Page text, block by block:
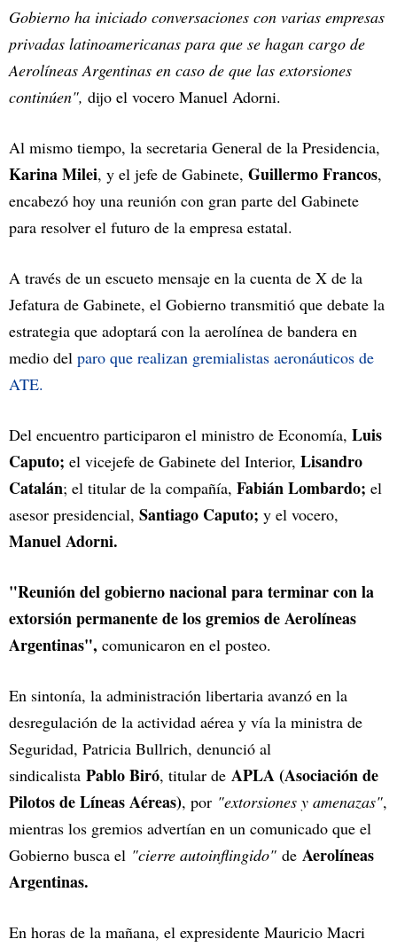
Gobierno ha iniciado conversaciones con varias empresas
privadas latinoamericanas para que se hagan cargo de
Aerolíneas Argentinas en caso de que las extorsiones
continúen", dijo el vocero Manuel Adorni.
Al mismo tiempo, la secretaria General de la Presidencia,
Karina Milei, y el jefe de Gabinete, Guillermo Francos,
encabezó hoy una reunión con gran parte del Gabinete
para resolver el futuro de la empresa estatal.
A través de un escueto mensaje en la cuenta de X de la
Jefatura de Gabinete, el Gobierno transmitió que debate la
estrategia que adoptará con la aerolínea de bandera en
medio del paro que realizan gremialistas aeronáuticos de
ATE.
Del encuentro participaron el ministro de Economía, Luis
Caputo; el vicejefe de Gabinete del Interior, Lisandro
Catalán; el titular de la compañía, Fabián Lombardo; el
asesor presidencial, Santiago Caputo; y el vocero,
Manuel Adorni.
"Reunión del gobierno nacional para terminar con la
extorsión permanente de los gremios de Aerolíneas
Argentinas", comunicaron en el posteo.
En sintonía, la administración libertaria avanzó en la
desregulación de la actividad aérea y vía la ministra de
Seguridad, Patricia Bullrich, denunció al
sindicalista Pablo Biró, titular de APLA (Asociación de
Pilotos de Líneas Aéreas), por "extorsiones y amenazas",
mientras los gremios advertían en un comunicado que el
Gobierno busca el "cierre autoinflingido" de Aerolíneas
Argentinas.
En horas de la mañana, el expresidente Mauricio Macri